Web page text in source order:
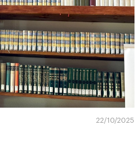
22/10/2025